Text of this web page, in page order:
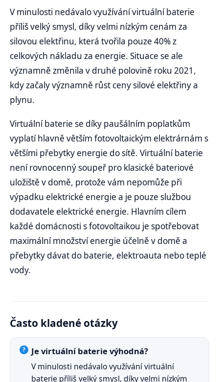
V minulosti nedávalo využívání virtuální baterie
příliš velký smysl, díky velmi nízkým cenám za
silovou elektřinu, která tvořila pouze 40% z
celkových nákladu za energie. Situace se ale
významně změnila v druhé polovině roku 2021,
kdy začaly významně růst ceny silové elektřiny a
plynu.
Virtuální baterie se díky paušálním poplatkům
vyplatí hlavně větším fotovoltaickým elektrárnám s
většími přebytky energie do sítě. Virtuální baterie
není rovnocenný soupeř pro klasické bateriové
uložiště v domě, protože vám nepomůže při
výpadku elektrické energie a je pouze službou
dodavatele elektrické energie. Hlavním cílem
každé domácnosti s fotovoltaikou je spotřebovat
maximální množství energie účelně v domě a
přebytky dávat do baterie, elektroauta nebo teplé
vody.
Často kladené otázky
Je virtuální baterie výhodná?
V minulosti nedávalo využívání virtuální
baterie příliš velký smysl, díky velmi nízkým